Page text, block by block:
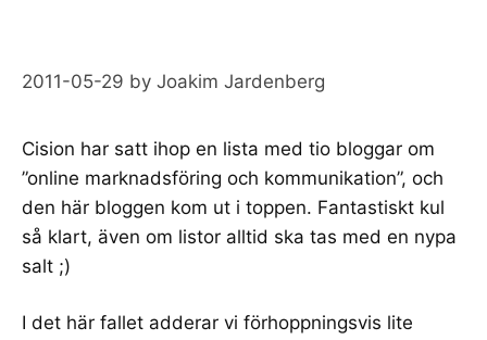
2011-05-29 by Joakim Jardenberg
Cision har satt ihop en lista med tio bloggar om
”online marknadsföring och kommunikation”, och
den här bloggen kom ut i toppen. Fantastiskt kul
så klart, även om listor alltid ska tas med en nypa
salt ;)
I det här fallet adderar vi förhoppningsvis lite